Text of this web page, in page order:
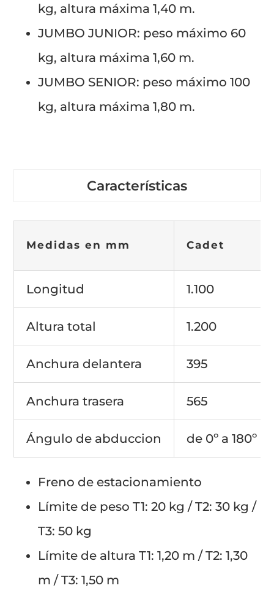
kg, altura máxima 1,40 m.
JUMBO JUNIOR: peso máximo 60
kg, altura máxima 1,60 m.
JUMBO SENIOR: peso máximo 100
kg, altura máxima 1,80 m.
Características
Medidas en mm Cadet
Longitud 1.100
Altura total 1.200
Anchura delantera 395
Anchura trasera 565
Ángulo de abduccion de 0º a 180º
Freno de estacionamiento
Límite de peso T1: 20 kg / T2: 30 kg /
T3: 50 kg
Límite de altura T1: 1,20 m / T2: 1,30
m / T3: 1,50 m